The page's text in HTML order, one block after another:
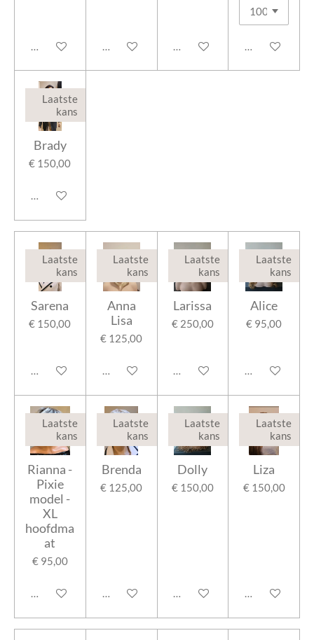
In winkelwagen In winkelwagen In winkelwagen In
Laatste
kans
Brady
€ 150,00
In winkelwagen
Laatste
kans
Sarena
€ 150,00
In winkelwagen
Laatste
kans
Anna
Lisa
€ 125,00
In winkelwagen
Laatste
kans
Larissa
€ 250,00
In winkelwagen
Laatste
kans
Alice
€ 95,00
In
Laatste
kans
Rianna -
Pixie
model -
XL
hoofdma
at
€ 95,00
In winkelwagen
Laatste
kans
Brenda
€ 125,00
In winkelwagen
Laatste
kans
Dolly
€ 150,00
In winkelwagen
Laatste
kans
Liza
€ 150,00
In